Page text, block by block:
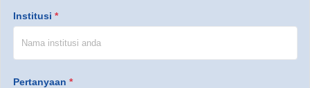
Institusi *
Pertanyaan *